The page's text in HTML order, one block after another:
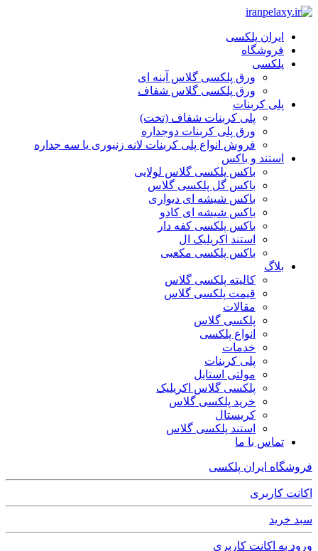
ایران پلکسی
فروشگاه
پلکسی
ورق پلکسی گلاس آینه ای
ورق پلکسی گلاس شفاف
پلی کربنات
پلی کربنات شفاف (تخت)
ورق پلی کربنات دوجداره
فروش انواع پلی کربنات لانه زنبوری یا سه جداره
استند و باکس
باکس پلکسی گلاس لولایی
باکس گل پلکسی گلاس
باکس شیشه ای دیواری
باکس شیشه ای کادو
باکس پلکسی کفه دار
استند اکریلیک ال
باکس پلکسی مکعبی
بلاگ
کالیته پلکسی گلاس
قیمت پلکسی گلاس
مقالات
پلکسی گلاس
انواع پلکسی
خدمات
پلی کربنات
مولتی استایل
پلکسی گلاس اکریلیک
خرید پلکسی گلاس
کریستال
استند پلکسی گلاس
تماس با ما
فروشگاه ایران پلکسی
اکانت کاربری
سبد خرید
ورود به اکانت کاربری